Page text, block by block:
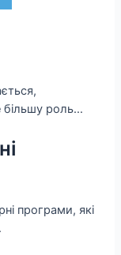
більшу роль…
програми, які